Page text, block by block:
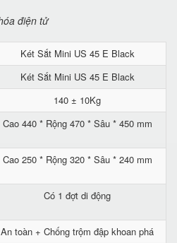
Két Sắt Mini US 45 E Black
Két Sắt Mini US 45 E Black
140 ± 10Kg
Cao 440 * Rộng 470 * Sâu * 450 mm
Cao 250 * Rộng 320 * Sâu * 240 mm
Có 1 đợt di động
An toàn + Chống trộm đập khoan phá